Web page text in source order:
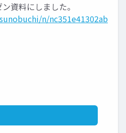
資料にしました。
n/nc351e41302ab